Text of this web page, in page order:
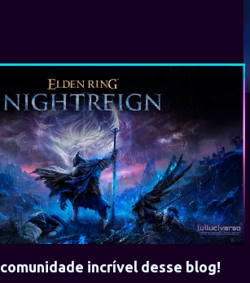
incrível desse blog!